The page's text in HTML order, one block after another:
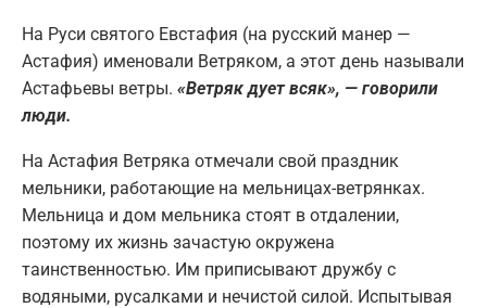
На Руси святого Евстафия (на русский манер —
Астафия) именовали Ветряком, а этот день называли
Астафьевы ветры. «Ветряк дует всяк», — говорили
люди.
На Астафия Ветряка отмечали свой праздник
мельники, работающие на мельницах-ветрянках.
Мельница и дом мельника стоят в отдалении,
поэтому их жизнь зачастую окружена
таинственностью. Им приписывают дружбу с
водяными, русалками и нечистой силой. Испытывая